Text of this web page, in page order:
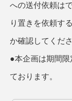
への送付依頼は
り置きを依頼す
か確認してくださ
●本企画は期間
ております。